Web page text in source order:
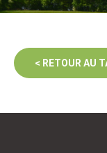
< RETOUR AU